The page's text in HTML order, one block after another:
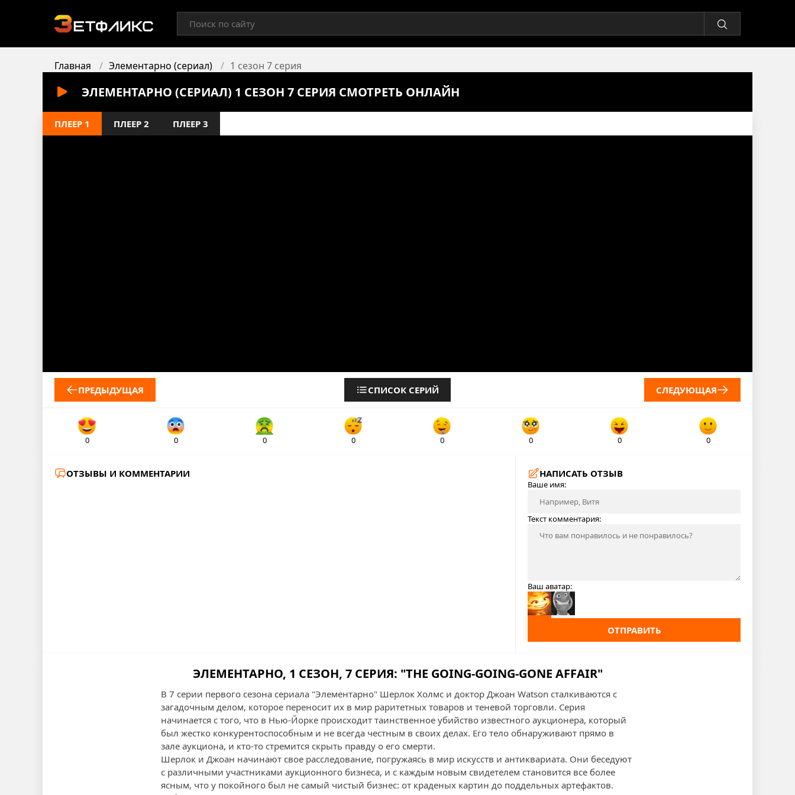
Главная Элементарно (сериал) 1 сезон 7 серия
ЭЛЕМЕНТАРНО (СЕРИАЛ) 1 СЕЗОН 7 СЕРИЯ СМОТРЕТЬ ОНЛАЙН
ПЛЕЕР 1 ПЛЕЕР 2 ПЛЕЕР 3
ПРЕДЫДУЩАЯ СПИСОК СЕРИЙ СЛЕДУЮЩАЯ
0 0 0 0 0 0 0 0
ОТЗЫВЫ И КОММЕНТАРИИ НАПИСАТЬ ОТЗЫВ
Ваше имя:
Текст комментария:
Ваш аватар:
ОТПРАВИТЬ
ЭЛЕМЕНТАРНО, 1 СЕЗОН, 7 СЕРИЯ: "THE GOING-GOING-GONE AFFAIR"
В 7 серии первого сезона сериала "Элементарно" Шерлок Холмс и доктор Джоан Watson сталкиваются с
загадочным делом, которое переносит их в мир раритетных товаров и теневой торговли. Серия
начинается с того, что в Нью-Йорке происходит таинственное убийство известного аукционера, который
был жестко конкурентоспособным и не всегда честным в своих делах. Его тело обнаруживают прямо в
зале аукциона, и кто-то стремится скрыть правду о его смерти.
Шерлок и Джоан начинают свое расследование, погружаясь в мир искусств и антиквариата. Они беседуют
с различными участниками аукционного бизнеса, и с каждым новым свидетелем становится все более
ясным, что у покойного был не самый чистый бизнес: от краденых картин до поддельных артефактов.